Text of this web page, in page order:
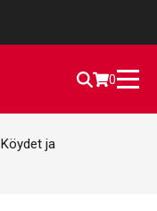
0
Köydet ja